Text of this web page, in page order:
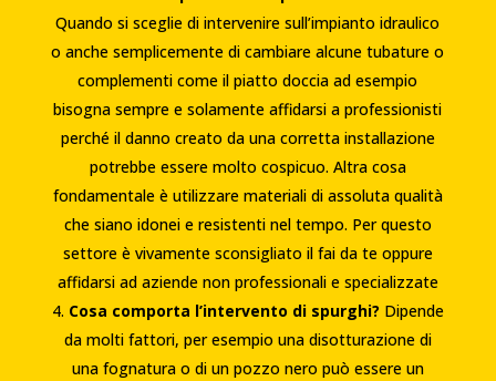
Quando si sceglie di intervenire sull’impianto idraulico
o anche semplicemente di cambiare alcune tubature o
complementi come il piatto doccia ad esempio
bisogna sempre e solamente affidarsi a professionisti
perché il danno creato da una corretta installazione
potrebbe essere molto cospicuo. Altra cosa
fondamentale è utilizzare materiali di assoluta qualità
che siano idonei e resistenti nel tempo. Per questo
settore è vivamente sconsigliato il fai da te oppure
affidarsi ad aziende non professionali e specializzate
Cosa comporta l’intervento di spurghi? Dipende
da molti fattori, per esempio una disotturazione di
una fognatura o di un pozzo nero può essere un